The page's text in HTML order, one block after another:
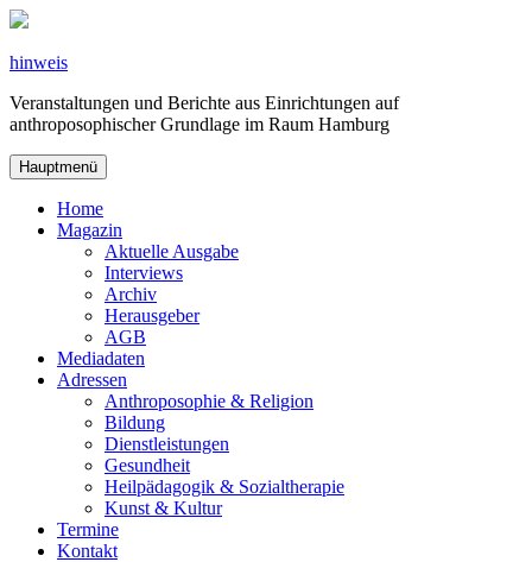
Zum
springen
hinweis
Veranstaltungen und Berichte aus Einrichtungen auf
anthroposophischer Grundlage im Raum Hamburg
Hauptmenü
Home
Magazin
Aktuelle Ausgabe
Interviews
Archiv
Herausgeber
AGB
Mediadaten
Adressen
Anthroposophie & Religion
Bildung
Dienstleistungen
Gesundheit
Heilpädagogik & Sozialtherapie
Kunst & Kultur
Termine
Kontakt